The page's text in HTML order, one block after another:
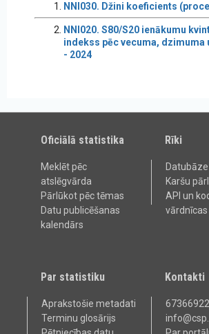
NNI030. Džini koeficients
NNI020. S80/S20 ienākumu
indekss pēc vecuma, dzimuma
- 2024
Oficiālā statistika
Meklēt pēc
atslēgvārda
Pārlūkot pēc tēmas
Datu publicēšanas
kalendārs
Rīki
Datubāze
Karšu
API un
vārdnīcas
Par statistiku
Aprakstošie metadati
Terminu glosārijs
Kontakti
67366922